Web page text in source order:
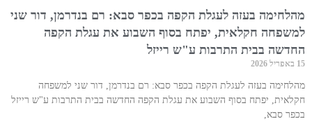
מהלחימה בעזה לעגלת הקפה בכפר סבא: רם בנדרמן, דור שני
למשפחה חקלאית, יפתח בסוף השבוע את עגלת הקפה
החדשה בבית התרבות ע"ש רייזל
15 באפריל 2026
מהלחימה בעזה לעגלת הקפה בכפר סבא: רם בנדרמן, דור שני למשפחה
חקלאית, יפתח בסוף השבוע את עגלת הקפה החדשה בבית התרבות ע"ש רייזל
בכפר סבא,